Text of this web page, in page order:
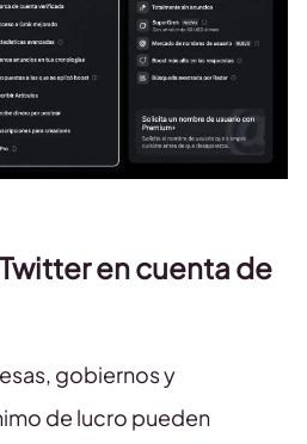
en cuenta de
gobiernos y
de lucro pueden